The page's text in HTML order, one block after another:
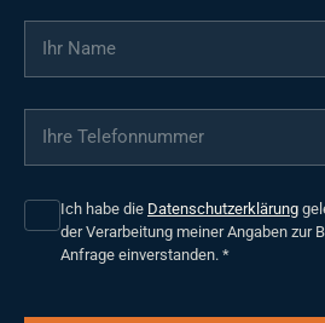
Ihr Name
Ihre Telefonnummer
Ich habe die Datenschutzerklärung
der Verarbeitung meiner Angaben zur
Anfrage einverstanden. *